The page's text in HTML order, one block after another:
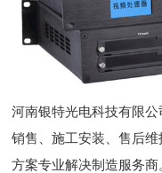
河南银特光电科技有限
销售、施工安装、售后
方案专业解决制造服务商